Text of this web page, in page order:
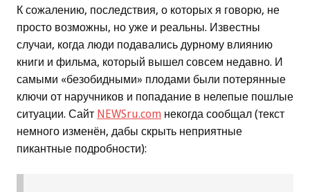
К сожалению, последствия, о которых я говорю, не
просто возможны, но уже и реальны. Известны
случаи, когда люди подавались дурному влиянию
книги и фильма, который вышел совсем недавно. И
самыми «безобидными» плодами были потерянные
ключи от наручников и попадание в нелепые пошлые
ситуации. Сайт NEWSru.com некогда сообщал (текст
немного изменён, дабы скрыть неприятные
пикантные подробности):